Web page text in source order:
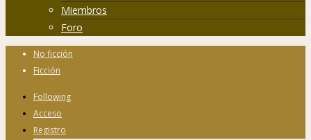
Miembros
Foro
No ficción
Ficción
Following
Acceso
Registro